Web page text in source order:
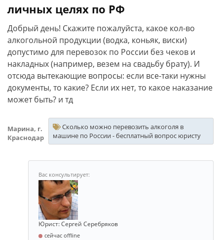
личных целях по РФ
Добрый день! Скажите пожалуйста, какое кол-во
алкогольной продукции (водка, коньяк, виски)
допустимо для перевозок по России без чеков и
накладных (например, везем на свадьбу брату). И
отсюда вытекающие вопросы: если все-таки нужны
документы, то какие? Если их нет, то какое наказание
может быть? и тд
Марина, г.
Краснодар
Сколько можно перевозить алкоголя в
машине по России - бесплатный вопрос юристу
Юрист: Сергей Серебряков
сейчас offline